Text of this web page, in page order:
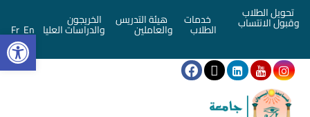
تحويل الطلاب
وقبول الانتساب خدمات
الطلاب
هيئة التدريس
والعاملين
الخريجون
والدراسات العليا En
Fr